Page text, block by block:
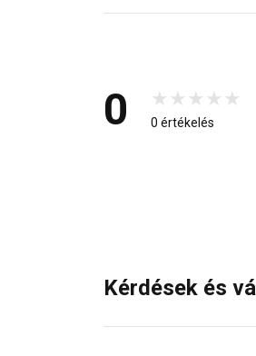
0 0 értékelés
Kérdések és